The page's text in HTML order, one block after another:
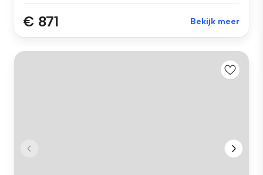
€ 871 Bekijk meer